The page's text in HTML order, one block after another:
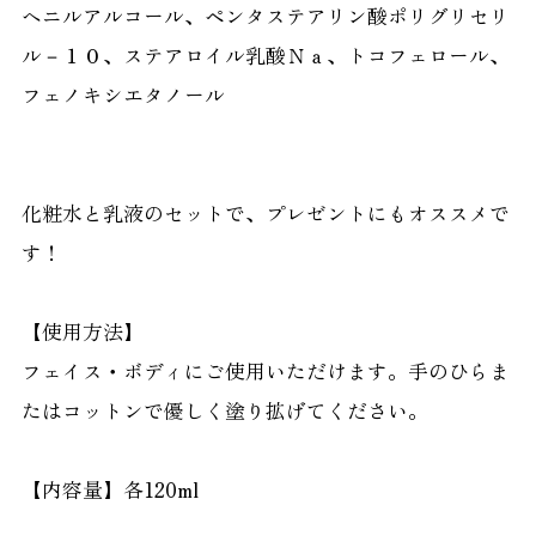
ヘニルアルコール、ペンタステアリン酸ポリグリセリ
ル－１０、ステアロイル乳酸Ｎａ、トコフェロール、
フェノキシエタノール
化粧水と乳液のセットで、プレゼントにもオススメで
す！
【使用方法】
フェイス・ボディにご使用いただけます。手のひらま
たはコットンで優しく塗り拡げてください。
【内容量】各120ml